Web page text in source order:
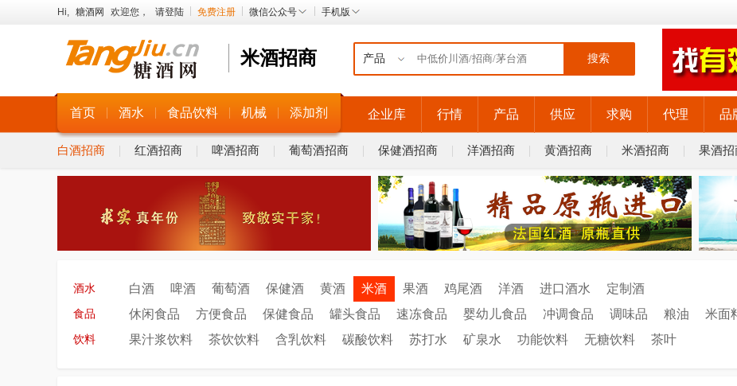
Hi, 糖酒网 欢迎您， 请登陆 免费注册 微信公众号 手机版
米酒招商 搜索
首页 酒水 食品饮料 机械 添加剂 企业库 行情 产品 供应 求购 代理 品
白酒招商 红酒招商 啤酒招商 葡萄酒招商 保健酒招商 洋酒招商 黄酒招商 米酒招商 果酒招
酒水 白酒 啤酒 葡萄酒 保健酒 黄酒 米酒 果酒 鸡尾酒 洋酒 进口酒水 定制酒
食品 休闲食品 方便食品 保健食品 罐头食品 速冻食品 婴幼儿食品 冲调食品 调味品 粮油 米面
饮料 果汁浆饮料 茶饮饮料 含乳饮料 碳酸饮料 苏打水 矿泉水 功能饮料 无糖饮料 茶叶